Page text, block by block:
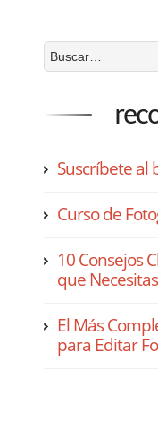
Suscríbete al
Curso de
10 Consejos
que Necesitas
El Más
para Editar